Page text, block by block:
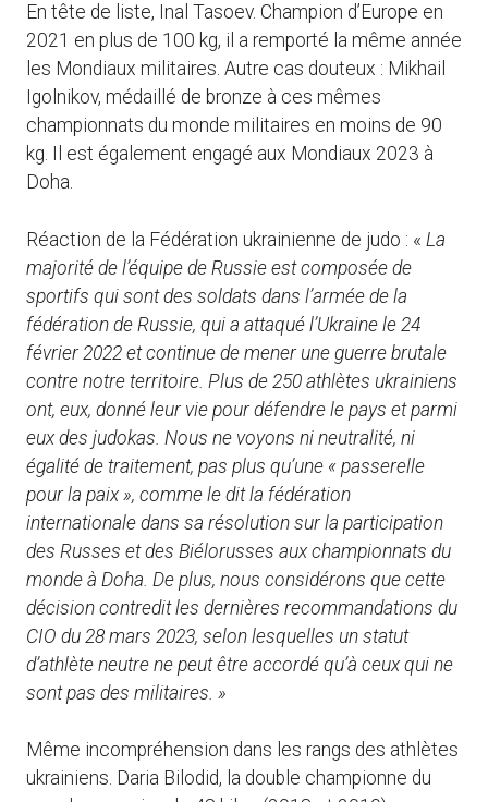
En tête de liste, Inal Tasoev. Champion d’Europe en
2021 en plus de 100 kg, il a remporté la même année
les Mondiaux militaires. Autre cas douteux : Mikhail
Igolnikov, médaillé de bronze à ces mêmes
championnats du monde militaires en moins de 90
kg. Il est également engagé aux Mondiaux 2023 à
Doha.
Réaction de la Fédération ukrainienne de judo : « La
majorité de l’équipe de Russie est composée de
sportifs qui sont des soldats dans l’armée de la
fédération de Russie, qui a attaqué l’Ukraine le 24
février 2022 et continue de mener une guerre brutale
contre notre territoire. Plus de 250 athlètes ukrainiens
ont, eux, donné leur vie pour défendre le pays et parmi
eux des judokas. Nous ne voyons ni neutralité, ni
égalité de traitement, pas plus qu’une « passerelle
pour la paix », comme le dit la fédération
internationale dans sa résolution sur la participation
des Russes et des Biélorusses aux championnats du
monde à Doha. De plus, nous considérons que cette
décision contredit les dernières recommandations du
CIO du 28 mars 2023, selon lesquelles un statut
d’athlète neutre ne peut être accordé qu’à ceux qui ne
sont pas des militaires. »
Même incompréhension dans les rangs des athlètes
ukrainiens. Daria Bilodid, la double championne du